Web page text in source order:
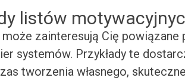
listów
zainteresują Cię powiązane
systemów. Przykłady te
tworzenia własnego,